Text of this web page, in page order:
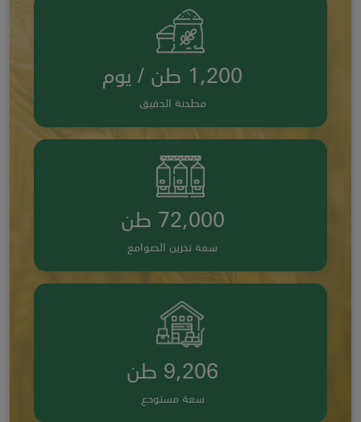
1,200 طن / يوم
مطحنة الدقيق
72,000 طن
سعة تخزين الصوامع
9,206 طن
سعة مستودع